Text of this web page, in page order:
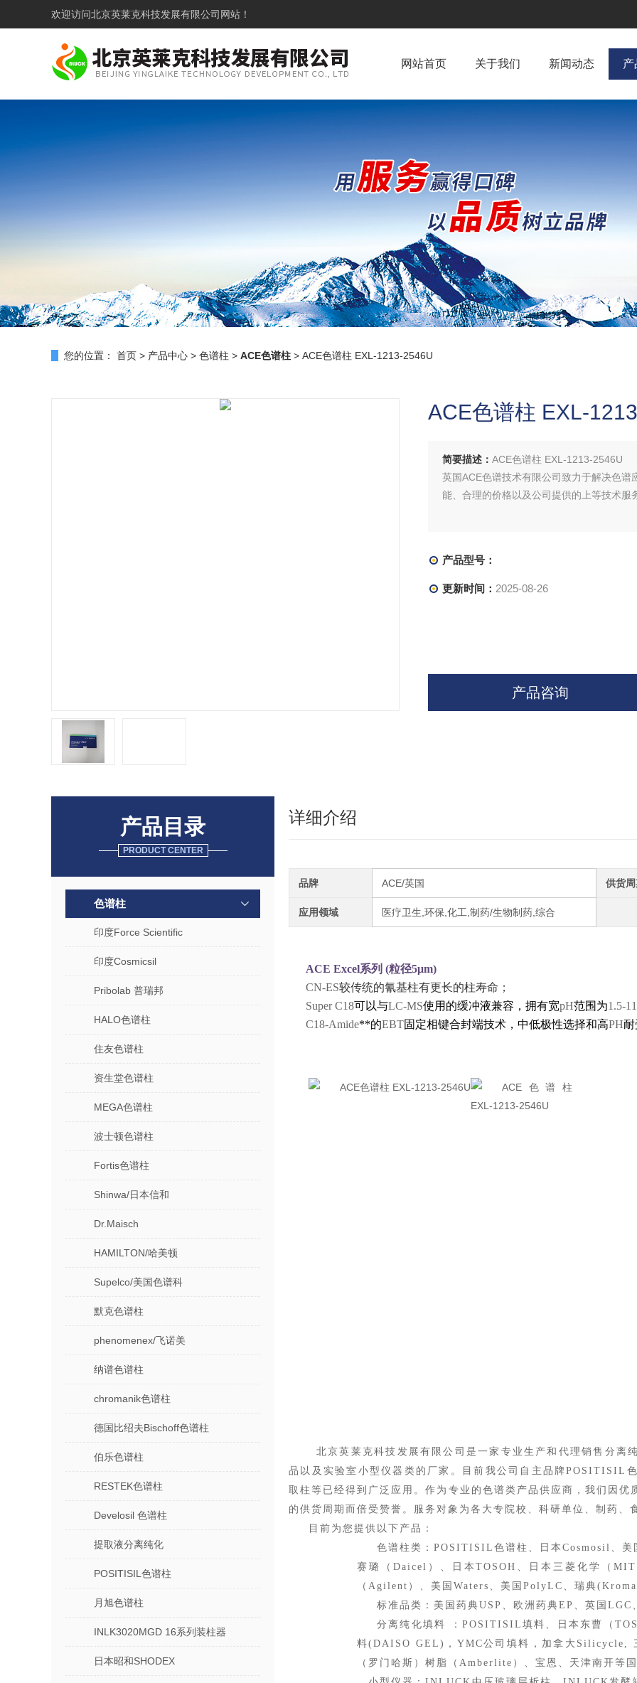
欢迎访问北京英莱克科技发展有限公司网站！
网站首页 关于我们 新闻动态 产
您的位置： 首页 > 产品中心 > 色谱柱 > ACE色谱柱 > ACE色谱柱 EXL-1213-2546U
ACE色谱柱 EXL-
简要描述： ACE色谱柱 EXL-1213-2546U
英国ACE色谱技术有限公司致力于解决色
能、合理的价格以及公司提供的上等技术服
产品型号：
更新时间： 2025-08-26
产品咨询
产品目录
PRODUCT CENTER
色谱柱
印度Force Scientific
印度Cosmicsil
Pribolab 普瑞邦
HALO色谱柱
住友色谱柱
资生堂色谱柱
MEGA色谱柱
波士顿色谱柱
Fortis色谱柱
Shinwa/日本信和
Dr.Maisch
HAMILTON/哈美顿
Supelco/美国色谱科
默克色谱柱
phenomenex/飞诺美
纳谱色谱柱
chromanik色谱柱
德国比绍夫Bischoff色谱柱
伯乐色谱柱
RESTEK色谱柱
Develosil 色谱柱
提取液分离纯化
POSITISIL色谱柱
月旭色谱柱
INLK3020MGD 16系列装柱器
日本昭和SHODEX
详细介绍
品牌 ACE/英国 供货周
应用领域 医疗卫生,环保,化工,制药/生物制药,综合
ACE Excel系列 (粒径5μm)
CN-ES较传统的氰基柱有更长的柱寿命；
Super C18可以与LC-MS使用的缓冲液兼容，拥有宽pH范围为1.5-
C18-Amide**的EBT固定相键合封端技术，中低极性选择和高PH耐
北京英莱克科技发展有限公司是一家专业生产和代理销售分离
品以及实验室小型仪器类的厂家。目前我公司自主品牌POSITISIL
取柱等已经得到广泛应用。作为专业的色谱类产品供应商，我们因优
的供货周期而倍受赞誉。服务对象为各大专院校、科研单位、制药、
目前为您提供以下产品：
色谱柱类：POSITISIL色谱柱、日本Cosmosil、
赛璐（Daicel）、日本TOSOH、日本三菱化学（
（Agilent）、美国Waters、美国PolyLC、瑞典
标准品类：美国药典USP、欧洲药典EP、英国
分离纯化填料 ：POSITISIL填料、日本东曹（
料(DAISO GEL)，YMC公司填料，加拿大Silicycle,
（罗门哈斯）树脂（Amberlite）、宝恩、天津南开等国